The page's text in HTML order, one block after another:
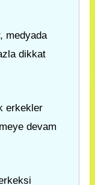
medyada
dikkat
erkekler
devam